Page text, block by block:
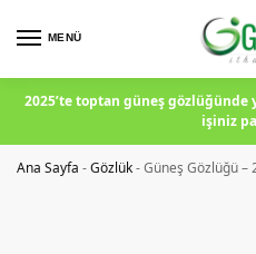
MENÜ
2025’te toptan güneş
işiniz
Ana Sayfa -Gözlük-Güneş Gözlüğü –